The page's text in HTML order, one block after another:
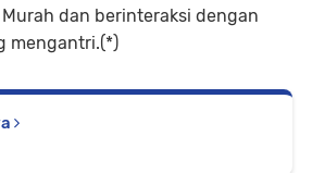
dan berinteraksi dengan
mengantri.(*)